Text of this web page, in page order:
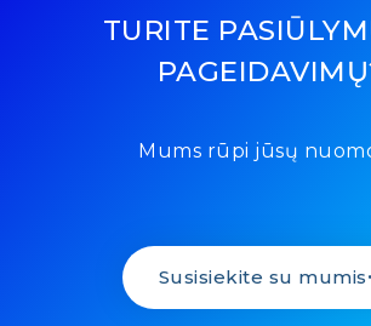
TURITE
Mums rūpi jūsų
Susisiekite su mumis